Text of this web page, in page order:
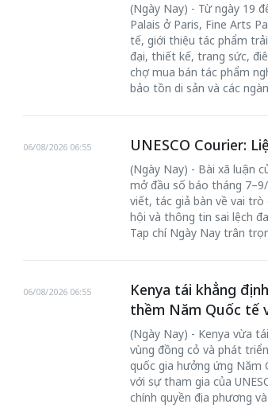
(Ngày Nay) - Từ ngày 19
Palais ở Paris, Fine Arts
tế, giới thiệu tác phẩm
đại, thiết kế, trang sức,
chợ mua bán tác phẩm
bảo tồn di sản và các
UNESCO Courier:
06/08/2026 06:55
(Ngày Nay) - Bài xã luận
mở đầu số báo tháng
viết, tác giả bàn về vai
hội và thông tin sai lệch
Tạp chí Ngày Nay trân
Kenya tái khẳng
thềm Năm Quốc tế
06/08/2026 06:55
(Ngày Nay) - Kenya vừa
vùng đồng cỏ và phát
quốc gia hưởng ứng Năm
với sự tham gia của
chính quyền địa phương